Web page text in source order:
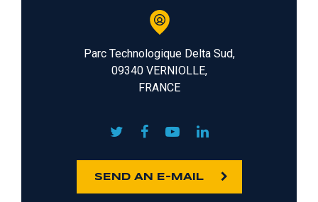
Parc Technologique Delta Sud,
09340 VERNIOLLE,
FRANCE
SEND AN E-MAIL